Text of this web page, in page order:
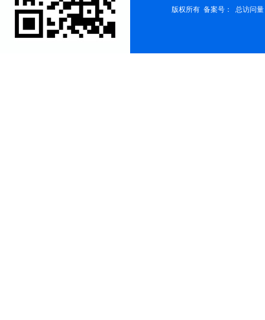
版权所有 备案号： 总访问